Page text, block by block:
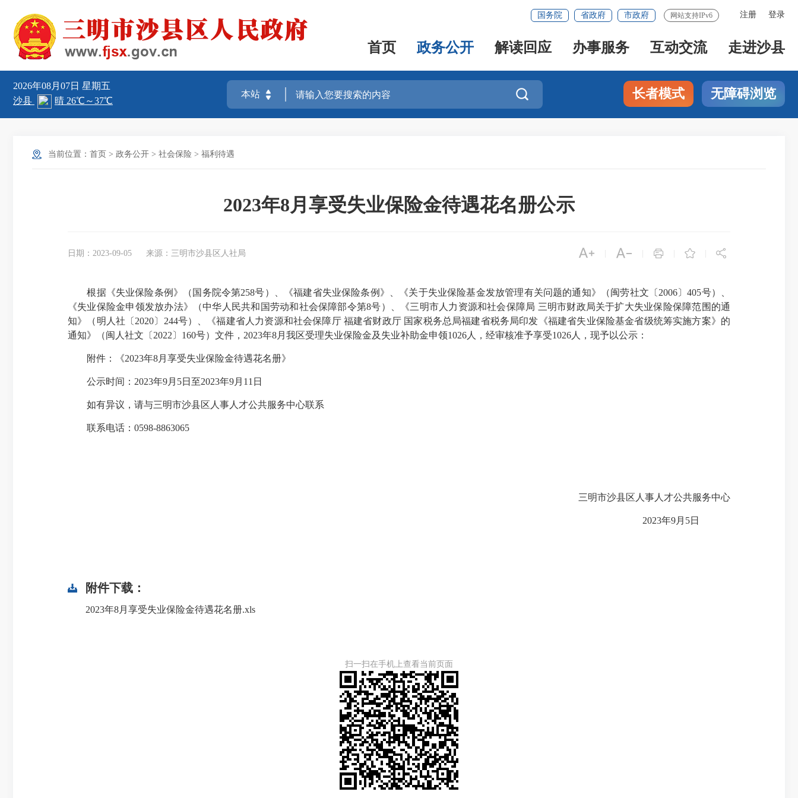
注册 登录
国务院 省政府 市政府 网站支持IPv6
首页 政务公开 解读回应 办事服务 互动交流 走进沙县
2026年08月07日 星期五
 长者模式 无障碍浏览
当前位置： 首页 > 政务公开 > 社会保险 > 福利待遇
2023年8月享受失业保险金待遇花名册公示
日期：2023-09-05 来源：三明市沙县区人社局     
根据《失业保险条例》（国务院令第258号）、《福建省失业保险条例》、《关于失业保险基金发放管理有关问题的通知》（闽劳社文〔2006〕405号）、
《失业保险金申领发放办法》（中华人民共和国劳动和社会保障部令第8号）、《三明市人力资源和社会保障局 三明市财政局关于扩大失业保险保障范围的通
知》（明人社〔2020〕244号）、《福建省人力资源和社会保障厅 福建省财政厅 国家税务总局福建省税务局印发《福建省失业保险基金省级统筹实施方案》的
通知》（闽人社文〔2022〕160号）文件，2023年8月我区受理失业保险金及失业补助金申领1026人，经审核准予享受1026人，现予以公示：
附件：《2023年8月享受失业保险金待遇花名册》
公示时间：2023年9月5日至2023年9月11日
如有异议，请与三明市沙县区人事人才公共服务中心联系
联系电话：0598-8863065
三明市沙县区人事人才公共服务中心
2023年9月5日
附件下载：
2023年8月享受失业保险金待遇花名册.xls
扫一扫在手机上查看当前页面